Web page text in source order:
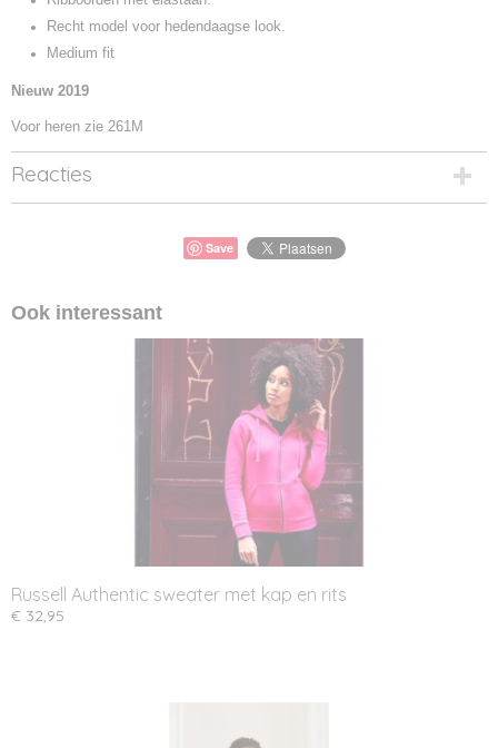
Recht model voor hedendaagse look.
Medium fit
Nieuw 2019
Voor heren zie 261M
Reacties
Save
Ook interessant
Russell Authentic sweater met kap en rits
€ 32,95